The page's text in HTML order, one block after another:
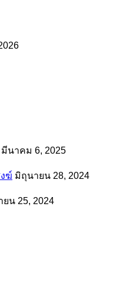
มีนาคม 6, 2025
ฆ์ มิถุนายน 28, 2024
ยน 25, 2024